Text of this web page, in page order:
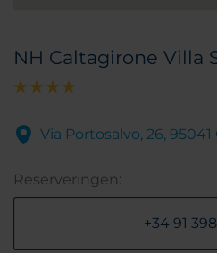
NH Caltagirone Villa
Via Portosalvo, 26,
Reserveringen:
+34 91